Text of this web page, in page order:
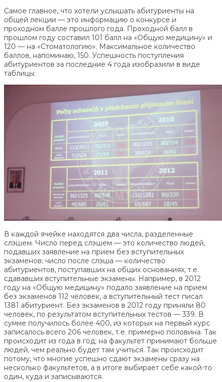
Самое главное, что хотели услышать абитуриенты на
общей лекции — это информацию о конкурсе и
проходном балле прошлого года. Проходной балл в
прошлом году составил 101 балл на «Общую медицину» и
120 — на «Стоматологию». Максимальное количество
баллов, напоминаю, 150. Успешность поступления
абитуриентов за последние 4 года изобразили в виде
таблицы:
В каждой ячейке находятся два числа, разделенные
слэшем. Число перед слэшем — это количество людей,
подавших заявление на прием без вступительных
экзаменов; число после слэша — количество
абитуриентов, поступавших на общих основаниях, т.е.
сдававших вступительные экзамены. Например, в 2012
году на «Общую медицину» подало заявление на прием
без экзаменов 112 человек, а вступительный тест писал
1381 абитуриент. Без экзаменов в 2012 году приняли 80
человек, по результатом вступительных тестов — 339. В
сумме получилось более 400, из которых на первый курс
записалось всего 206 человек, т.е. примерно половина. Так
происходит из года в год: на факультет принимают больше
людей, чем реально будет там учиться. Так происходит
потому, что многие успешно сдают экзамены сразу на
несколько факультетов, а в итоге выбирает себе какой-то
один, куда и записываются.